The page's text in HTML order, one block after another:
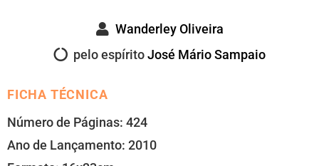
Wanderley Oliveira
pelo espíritoJosé Mário Sampaio
FICHA TÉCNICA
Número de Páginas: 424
Ano de Lançamento: 2010